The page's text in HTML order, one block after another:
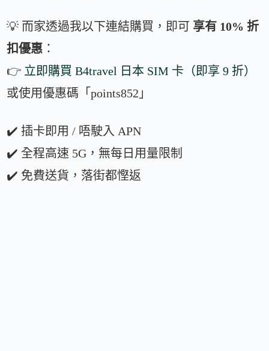
💡 而家透過我以下連結購買，即可 享有 10% 折
扣優惠 ：
👉 立即購買 B4travel 日本 SIM 卡（即享 9 折）
或使用優惠碼「points852」
✔️ 插卡即用 / 唔駛入 APN
✔️ 全程高速 5G，無每日用量限制
✔️ 免費送貨，落街都慳返